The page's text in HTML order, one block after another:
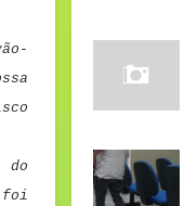
do
foi